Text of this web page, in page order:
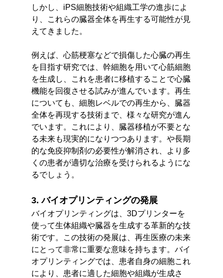
しかし、iPS細胞技術や組織工学の進歩によ
り、これらの臓器全体を再生する可能性が見
えてきました。
例えば、心筋梗塞などで損傷した心臓の再生
を目指す研究では、幹細胞を用いて心筋細胞
を生成し、これを患者に移植することで心臓
機能を回復させる試みが進んでいます。再生
についても、細胞レベルでの再生から、臓器
全体を再現する技術まで、様々な研究が進ん
でいます。これにより、臓器移植が不要とな
る未来も現実的になりつつあります。や長期
的な免疫抑制剤の必要性が解消され、より多
くの患者が適切な治療を受けられるようにな
るでしょう。
3. バイオプリンティングの発展
バイオプリンティングは、3Dプリンターを
使って生体組織や臓器を生成する革新的な技
術です。この技術の発展は、再生医療の未来
にとって非常に重要な意味を持ちます。バイ
オプリンティングでは、患者自身の細胞これ
により、患者に適した細胞や組織が生成さ